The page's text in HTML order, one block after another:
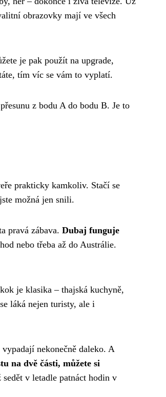
obrazovky mají ve všech
je pak použít na upgrade,
tím víc se vám to vyplatí.
z bodu A do bodu B. Je to
prakticky kamkoliv. Stačí se
možná jen snili.
pravá zábava. Dubaj funguje
nebo třeba až do Austrálie.
je klasika – thajská kuchyně,
láká nejen turisty, ale i
nekonečně daleko. A
na dvě části, můžete si
v letadle patnáct hodin v